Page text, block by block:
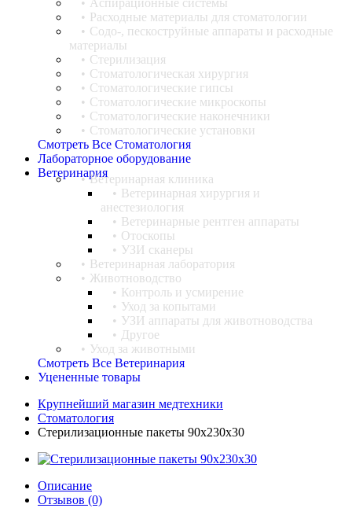
Аспирационные системы
Расходные материалы для стоматологии
Содо-, пескоструйные аппараты и расходные
материалы
Стерилизация
Стоматологическая хирургия
Стоматологические гипсы
Стоматологические микроскопы
Стоматологические наконечники
Стоматологические установки
Смотреть Все Стоматология
Лабораторное оборудование
ВетеринарияВетеринарная клиника
Ветеринарная хирургия и
анестезиология
Ветеринарные рентген аппараты
Отоскопы
УЗИ сканеры
Ветеринарная лаборатория
Животноводство
Контроль и усмирение
Уход за копытами
УЗИ аппараты для животноводства
Другое
Уход за животными
Смотреть Все Ветеринария
Уцененные товары
Крупнейший магазин медтехники
Стоматология
Стерилизационные пакеты 90х230х30
Описание
Отзывов (0)